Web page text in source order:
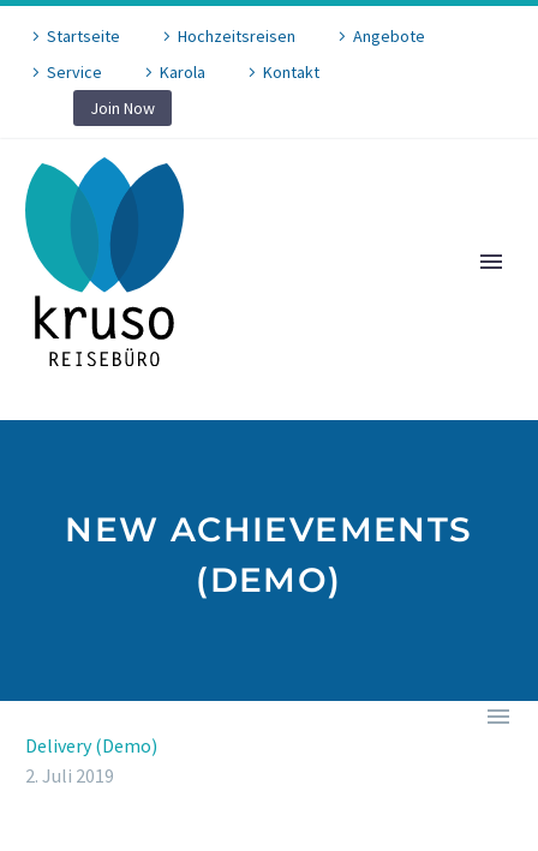
Startseite Hochzeitsreisen
Angebote
Service
Karola
Kontakt
Join Now
NEW ACHIEVEMENTS
(DEMO)

Delivery (Demo)
2. Juli 2019